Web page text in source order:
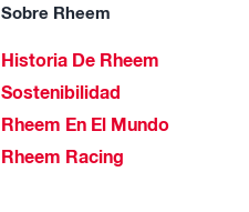
Sobre Rheem
Historia De Rheem
Sostenibilidad
Rheem En El Mundo
Rheem Racing